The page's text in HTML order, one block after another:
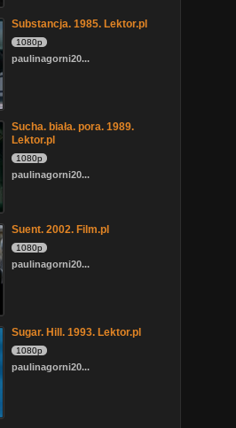
Substancja. 1985. Lektor.pl
1080p
paulinagorni20...
Sucha. biała. pora. 1989.
Lektor.pl
1080p
paulinagorni20...
Suent. 2002. Film.pl
1080p
paulinagorni20...
Sugar. Hill. 1993. Lektor.pl
1080p
paulinagorni20...